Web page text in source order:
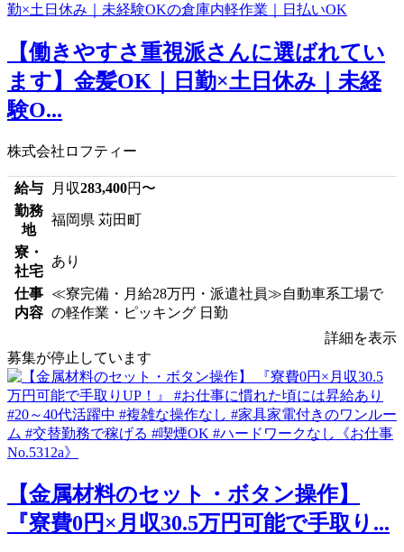
【働きやすさ重視派さんに選ばれてい
ます】金髪OK｜日勤×土日休み｜未経
験O...
株式会社ロフティー
給与 月収283,400円〜
勤務
地
福岡県 苅田町
寮・
社宅
あり
仕事
内容
≪寮完備・月給28万円・派遣社員≫自動車系工場で
の軽作業・ピッキング 日勤
詳細を表示
募集が停止しています
【金属材料のセット・ボタン操作】
『寮費0円×月収30.5万円可能で手取り...